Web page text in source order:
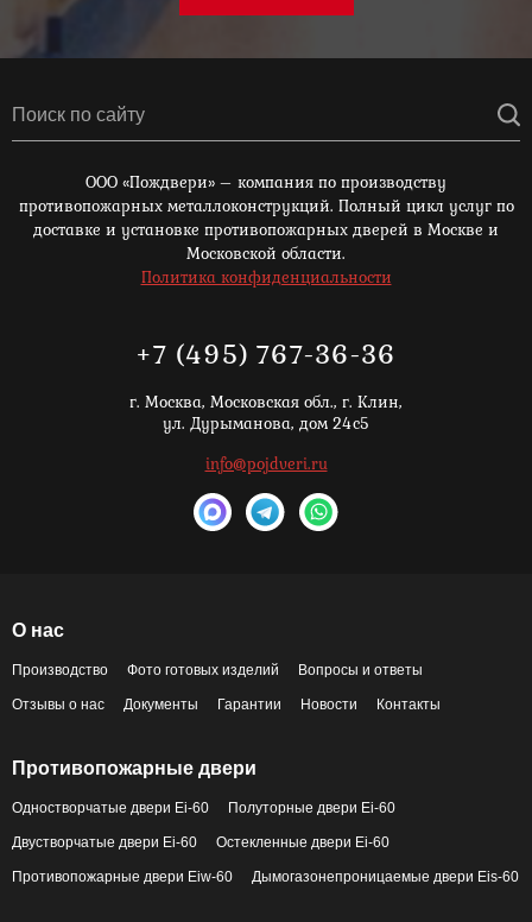
ООО «Пождвери» – компания по производству
противопожарных металлоконструкций. Полный цикл услуг по
доставке и установке противопожарных дверей в Москве и
Московской области.
Политика конфиденциальности
+7 (495) 767-36-36
г. Москва, Московская обл., г. Клин,
ул. Дурыманова, дом 24с5
info@pojdveri.ru
О нас
Производство Фото готовых изделий Вопросы и ответы
Отзывы о нас Документы Гарантии Новости Контакты
Противопожарные двери
Одностворчатые двери Ei-60 Полуторные двери Ei-60
Двустворчатые двери Ei-60 Остекленные двери Ei-60
Противопожарные двери Eiw-60 Дымогазонепроницаемые двери Eis-60